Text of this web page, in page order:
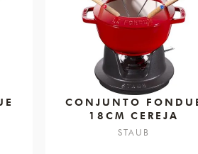
CONJUNTO
18CM CEREJA
STAUB